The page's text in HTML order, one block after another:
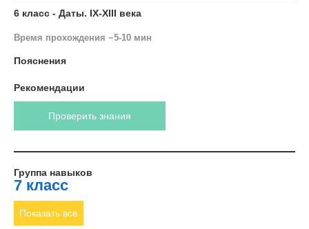
6 класс - Даты. IX-XIII века
Время прохождения ~5-10 мин
Пояснения
Рекомендации
Проверить знания
Группа навыков
7 класс
Показать все